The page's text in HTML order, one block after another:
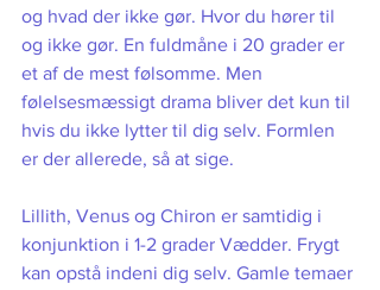
og hvad der ikke gør. Hvor du hører til
og ikke gør. En fuldmåne i 20 grader er
et af de mest følsomme. Men
følelsesmæssigt drama bliver det kun til
hvis du ikke lytter til dig selv. Formlen
er der allerede, så at sige.
Lillith, Venus og Chiron er samtidig i
konjunktion i 1-2 grader Vædder. Frygt
kan opstå indeni dig selv. Gamle temaer